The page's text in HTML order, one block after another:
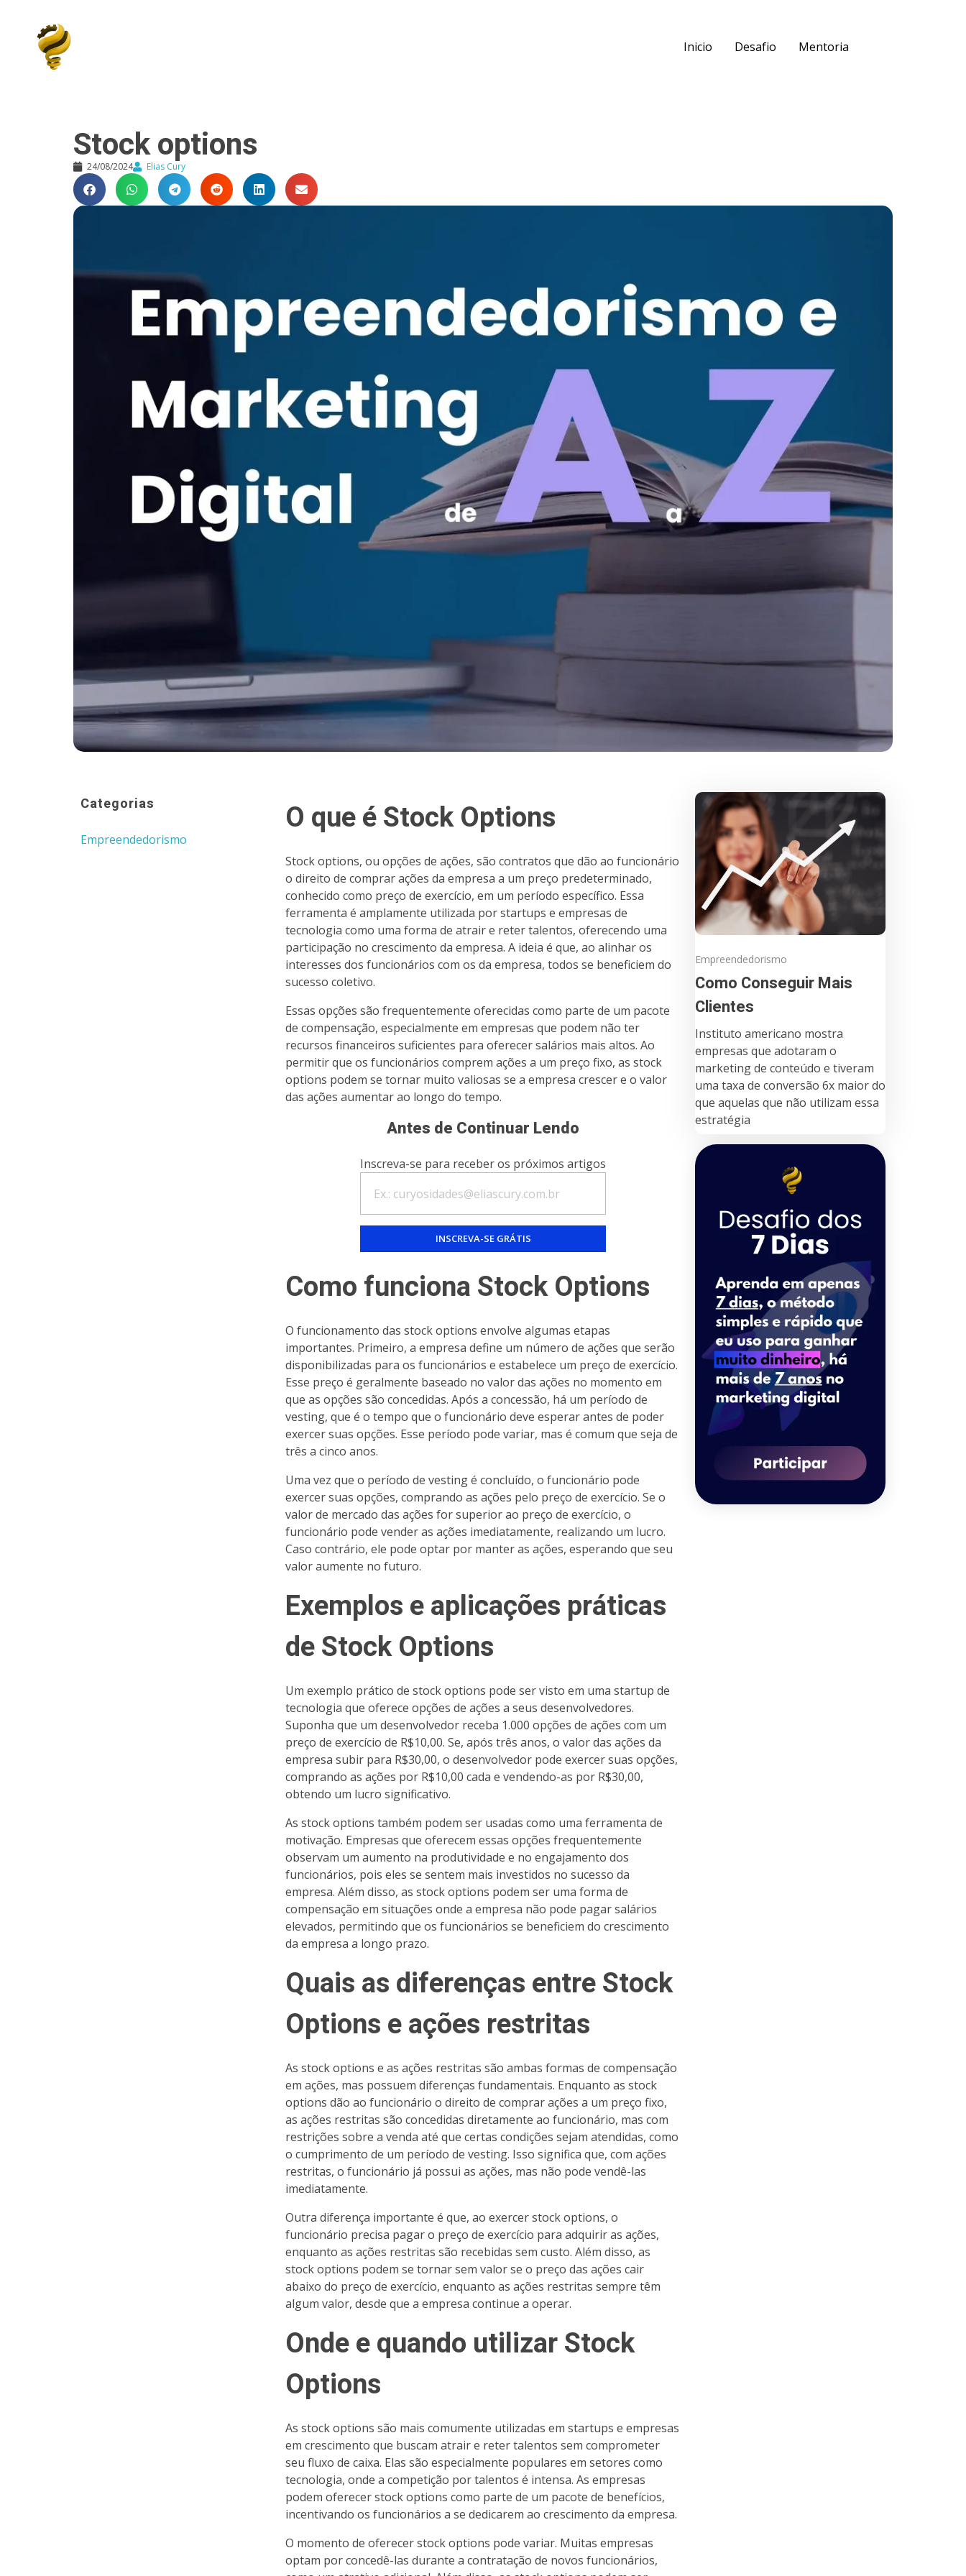
Inicio Desafio Mentoria
Stock options
24/08/2024 Elias Cury
Categorias
Empreendedorismo
O que é Stock Options
Stock options, ou opções de ações, são contratos que dão ao funcionário
o direito de comprar ações da empresa a um preço predeterminado,
conhecido como preço de exercício, em um período específico. Essa
ferramenta é amplamente utilizada por startups e empresas de
tecnologia como uma forma de atrair e reter talentos, oferecendo uma
participação no crescimento da empresa. A ideia é que, ao alinhar os
interesses dos funcionários com os da empresa, todos se beneficiem do
sucesso coletivo.
Essas opções são frequentemente oferecidas como parte de um pacote
de compensação, especialmente em empresas que podem não ter
recursos financeiros suficientes para oferecer salários mais altos. Ao
permitir que os funcionários comprem ações a um preço fixo, as stock
options podem se tornar muito valiosas se a empresa crescer e o valor
das ações aumentar ao longo do tempo.
Antes de Continuar Lendo
Inscreva-se para receber os próximos artigos
Como funciona Stock Options
O funcionamento das stock options envolve algumas etapas
importantes. Primeiro, a empresa define um número de ações que serão
disponibilizadas para os funcionários e estabelece um preço de exercício.
Esse preço é geralmente baseado no valor das ações no momento em
que as opções são concedidas. Após a concessão, há um período de
vesting, que é o tempo que o funcionário deve esperar antes de poder
exercer suas opções. Esse período pode variar, mas é comum que seja de
três a cinco anos.
Uma vez que o período de vesting é concluído, o funcionário pode
exercer suas opções, comprando as ações pelo preço de exercício. Se o
valor de mercado das ações for superior ao preço de exercício, o
funcionário pode vender as ações imediatamente, realizando um lucro.
Caso contrário, ele pode optar por manter as ações, esperando que seu
valor aumente no futuro.
Exemplos e aplicações práticas
de Stock Options
Um exemplo prático de stock options pode ser visto em uma startup de
tecnologia que oferece opções de ações a seus desenvolvedores.
Suponha que um desenvolvedor receba 1.000 opções de ações com um
preço de exercício de R$10,00. Se, após três anos, o valor das ações da
empresa subir para R$30,00, o desenvolvedor pode exercer suas opções,
comprando as ações por R$10,00 cada e vendendo-as por R$30,00,
obtendo um lucro significativo.
As stock options também podem ser usadas como uma ferramenta de
motivação. Empresas que oferecem essas opções frequentemente
observam um aumento na produtividade e no engajamento dos
funcionários, pois eles se sentem mais investidos no sucesso da
empresa. Além disso, as stock options podem ser uma forma de
compensação em situações onde a empresa não pode pagar salários
elevados, permitindo que os funcionários se beneficiem do crescimento
da empresa a longo prazo.
Quais as diferenças entre Stock
Options e ações restritas
As stock options e as ações restritas são ambas formas de compensação
em ações, mas possuem diferenças fundamentais. Enquanto as stock
options dão ao funcionário o direito de comprar ações a um preço fixo,
as ações restritas são concedidas diretamente ao funcionário, mas com
restrições sobre a venda até que certas condições sejam atendidas, como
o cumprimento de um período de vesting. Isso significa que, com ações
restritas, o funcionário já possui as ações, mas não pode vendê-las
imediatamente.
Outra diferença importante é que, ao exercer stock options, o
funcionário precisa pagar o preço de exercício para adquirir as ações,
enquanto as ações restritas são recebidas sem custo. Além disso, as
stock options podem se tornar sem valor se o preço das ações cair
abaixo do preço de exercício, enquanto as ações restritas sempre têm
algum valor, desde que a empresa continue a operar.
Onde e quando utilizar Stock
Options
As stock options são mais comumente utilizadas em startups e empresas
em crescimento que buscam atrair e reter talentos sem comprometer
seu fluxo de caixa. Elas são especialmente populares em setores como
tecnologia, onde a competição por talentos é intensa. As empresas
podem oferecer stock options como parte de um pacote de benefícios,
incentivando os funcionários a se dedicarem ao crescimento da empresa.
O momento de oferecer stock options pode variar. Muitas empresas
optam por concedê-las durante a contratação de novos funcionários,
Empreendedorismo
Como Conseguir Mais
Clientes
Instituto americano mostra
empresas que adotaram o
marketing de conteúdo e tiveram
uma taxa de conversão 6x maior do
que aquelas que não utilizam essa
estratégia